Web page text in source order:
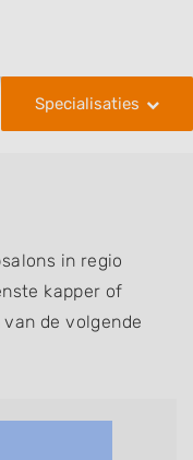
Specialisaties
in regio
kapper of
de volgende
of
kappers